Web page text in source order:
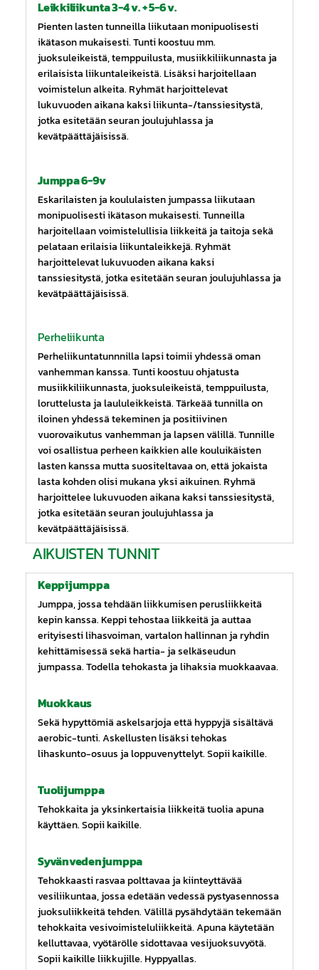
Leikkiliikunta 3-4 v. + 5-6 v.
Pienten lasten tunneilla liikutaan monipuolisesti
ikätason mukaisesti. Tunti koostuu mm.
juoksuleikeistä, temppuilusta, musiikkiliikunnasta ja
erilaisista liikuntaleikeistä. Lisäksi harjoitellaan
voimistelun alkeita. Ryhmät harjoittelevat
lukuvuoden aikana kaksi liikunta-/tanssiesitystä,
jotka esitetään seuran joulujuhlassa ja
kevätpäättäjäisissä.
Jumppa 6-9v
Eskarilaisten ja koululaisten jumpassa liikutaan
monipuolisesti ikätason mukaisesti. Tunneilla
harjoitellaan voimistelullisia liikkeitä ja taitoja sekä
pelataan erilaisia liikuntaleikkejä. Ryhmät
harjoittelevat lukuvuoden aikana kaksi
tanssiesitystä, jotka esitetään seuran joulujuhlassa ja
kevätpäättäjäisissä.
Perheliikunta
Perheliikuntatunnnilla lapsi toimii yhdessä oman
vanhemman kanssa. Tunti koostuu ohjatusta
musiikkiliikunnasta, juoksuleikeistä, temppuilusta,
loruttelusta ja laululeikkeistä. Tärkeää tunnilla on
iloinen yhdessä tekeminen ja positiivinen
vuorovaikutus vanhemman ja lapsen välillä. Tunnille
voi osallistua perheen kaikkien alle kouluikäisten
lasten kanssa mutta suositeltavaa on, että jokaista
lasta kohden olisi mukana yksi aikuinen. Ryhmä
harjoittelee lukuvuoden aikana kaksi tanssiesitystä,
jotka esitetään seuran joulujuhlassa ja
kevätpäättäjäisissä.
AIKUISTEN TUNNIT
Keppijumppa
Jumppa, jossa tehdään liikkumisen perusliikkeitä
kepin kanssa. Keppi tehostaa liikkeitä ja auttaa
erityisesti lihasvoiman, vartalon hallinnan ja ryhdin
kehittämisessä sekä hartia- ja selkäseudun
jumpassa. Todella tehokasta ja lihaksia muokkaavaa.
Muokkaus
Sekä hypyttömiä askelsarjoja että hyppyjä sisältävä
aerobic-tunti. Askellusten lisäksi tehokas
lihaskunto-osuus ja loppuvenyttelyt. Sopii kaikille.
Tuolijumppa
Tehokkaita ja yksinkertaisia liikkeitä tuolia apuna
käyttäen. Sopii kaikille.
Syvänvedenjumppa
Tehokkaasti rasvaa polttavaa ja kiinteyttävää
vesiliikuntaa, jossa edetään vedessä pystyasennossa
juoksuliikkeitä tehden. Välillä pysähdytään tekemään
tehokkaita vesivoimisteluliikkeitä. Apuna käytetään
kelluttavaa, vyötärölle sidottavaa vesijuoksuvyötä.
Sopii kaikille liikkujille. Hyppyallas.